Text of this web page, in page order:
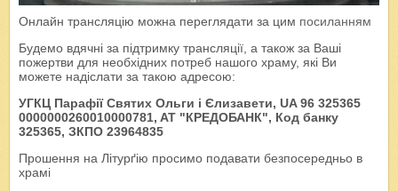
Онлайн трансляцію можна переглядати за цим посиланням
Будемо вдячні за підтримку трансляції, а також за Ваші
пожертви для необхідних потреб нашого храму, які Ви
можете надіслати за такою адресою:
УГКЦ Парафії Святих Ольги і Єлизавети, UA 96 325365
0000000260010000781, AT "КРЕДОБАНК", Код банку
325365, ЗКПО 23964835
Прошення на Літурґію просимо подавати безпосередньо в
храмі